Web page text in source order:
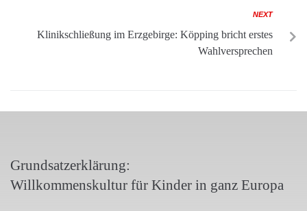
NEXT
Klinikschließung im Erzgebirge: Köpping bricht erstes
Wahlversprechen
Grundsatzerklärung:
Willkommenskultur für Kinder in ganz Europa